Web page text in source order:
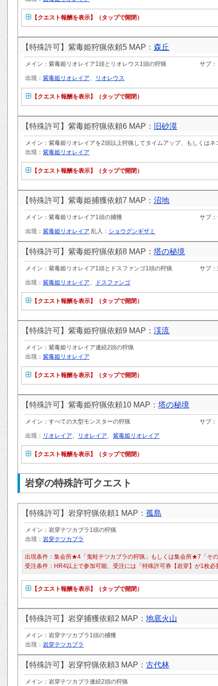
【クエスト報酬を表示】（タップで開閉）
【特殊許可】紫毒姫狩猟依頼5 MAP： 森丘
メイン：紫毒姫リオレイア1頭とリオレウス1頭の狩猟 サブ
出現： 紫毒姫リオレイア、 リオレウス
【クエスト報酬を表示】（タップで開閉）
【特殊許可】紫毒姫狩猟依頼6 MAP： 旧砂漠
メイン：紫毒姫リオレイアを2頭以上狩猟してタイムアップ、もしくはネ
出現： 紫毒姫リオレイア
【クエスト報酬を表示】（タップで開閉）
【特殊許可】紫毒姫捕獲依頼7 MAP： 沼地
メイン：紫毒姫リオレイア1頭の捕獲 サブ
出現： 紫毒姫リオレイア 乱入： ショウグンギザミ
【特殊許可】紫毒姫狩猟依頼8 MAP： 塔の秘境
メイン：紫毒姫リオレイア1頭とドスファンゴ1頭の狩猟 サブ
出現： 紫毒姫リオレイア、 ドスファンゴ
【クエスト報酬を表示】（タップで開閉）
【特殊許可】紫毒姫狩猟依頼9 MAP： 渓流
メイン：紫毒姫リオレイア連続2頭の狩猟
出現： 紫毒姫リオレイア
【クエスト報酬を表示】（タップで開閉）
【特殊許可】紫毒姫狩猟依頼10 MAP： 塔の秘境
メイン：すべての大型モンスターの狩猟 サブ
出現： リオレイア、 リオレイア、 紫毒姫リオレイア
【クエスト報酬を表示】（タップで開閉）
岩穿の特殊許可クエスト
【特殊許可】岩穿狩猟依頼1 MAP： 孤島
メイン：岩穿テツカブラ1頭の狩猟
出現： 岩穿テツカブラ
出現条件：集会所★4「鬼蛙テツカブラの狩猟」もしくは集会所★7「そ
受注条件：HR4以上で参加可能、受注には「特殊許可券【岩穿】が1枚必
【クエスト報酬を表示】（タップで開閉）
【特殊許可】岩穿捕獲依頼2 MAP： 地底火山
メイン：岩穿テツカブラ1頭の捕獲
出現： 岩穿テツカブラ
【特殊許可】岩穿狩猟依頼3 MAP： 古代林
メイン：岩穿テツカブラ連続2頭の狩猟